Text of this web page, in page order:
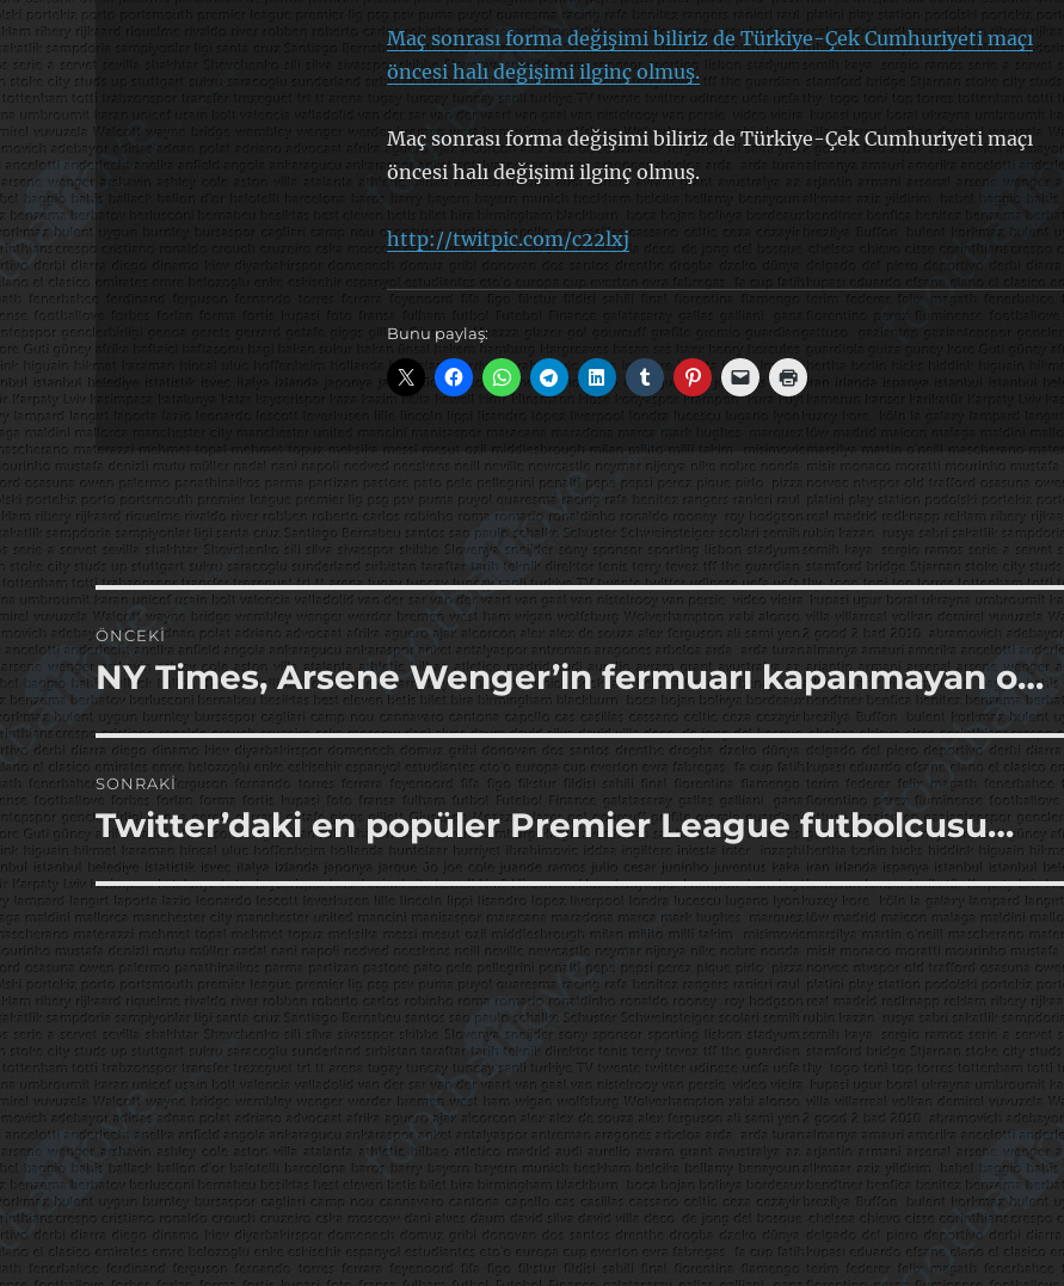
Maç sonrası forma değişimi biliriz de Türkiye-Çek Cumhuriyeti maçı
öncesi halı değişimi ilginç olmuş.
Maç sonrası forma değişimi biliriz de Türkiye-Çek Cumhuriyeti maçı
öncesi halı değişimi ilginç olmuş.
http://twitpic.com/c22lxj
Bunu paylaş:
Yazı
gezinmesi
ÖNCEKI
Önceki
yazı:
NY Times, Arsene Wenger’in fermuarı kapanmayan o…
SONRAKI
Sonraki
yazı:
Twitter’daki en popüler Premier League futbolcusu…